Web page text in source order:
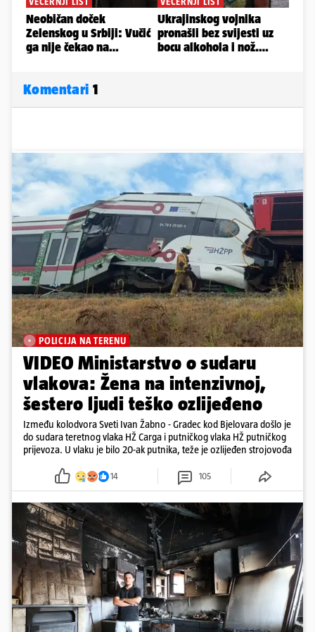
Komentari 1
POLICIJA NA TERENU
VIDEO Ministarstvo o sudaru
vlakova: Žena na intenzivnoj,
šestero ljudi teško ozlijeđeno
Između kolodvora Sveti Ivan Žabno - Gradec kod Bjelovara došlo je
do sudara teretnog vlaka HŽ Carga i putničkog vlaka HŽ putničkog
prijevoza. U vlaku je bilo 20-ak putnika, teže je ozlijeđen strojovođa
14 105